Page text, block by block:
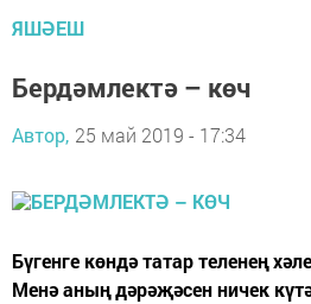
ЯШӘЕШ
Бердәмлектә – көч
Автор, 25 май 2019 - 17:34
Бүгенге көндә татар теленең
Менә аның дәрәҗәсен ничек